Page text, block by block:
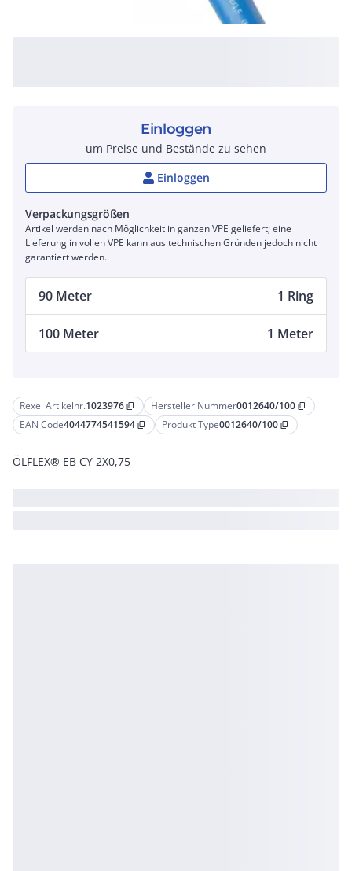
Rexel Artikelnr.1023976 content_copy Hersteller Nummer0012640/100 content_copy
EAN Code4044774541594 content_copy Produkt Type0012640/100 content_copy
ÖLFLEX® EB CY 2X0,75
Einloggen
um Preise und Bestände zu sehen
Einloggen
Verpackungsgrößen
Artikel werden nach Möglichkeit in ganzen VPE geliefert; eine
Lieferung in vollen VPE kann aus technischen Gründen jedoch nicht
garantiert werden.
90 Meter 1 Ring
100 Meter 1 Meter